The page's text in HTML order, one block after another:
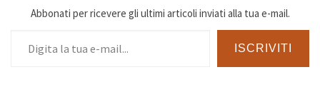
Abbonati per ricevere gli ultimi articoli inviati alla tua e-mail.
ISCRIVITI